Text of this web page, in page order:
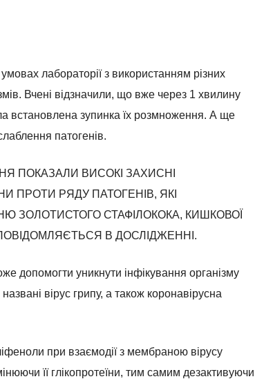
лабораторії з використанням різних
Вчені відзначили, що вже через 1 хвилину
встановлена зупинка їх розмноження. А ще
патогенів.
ПОКАЗАЛИ ВИСОКІ ЗАХИСНІ
ПРОТИ РЯДУ ПАТОГЕНІВ, ЯКІ
СТАФІЛОКОКА, КИШКОВОЇ
В ДОСЛІДЖЕННІ.
допомогти уникнути інфікування організму
вірус грипу, а також коронавірусна
при взаємодії з мембраною вірусу
її глікопротеїни, тим самим дезактивуючи